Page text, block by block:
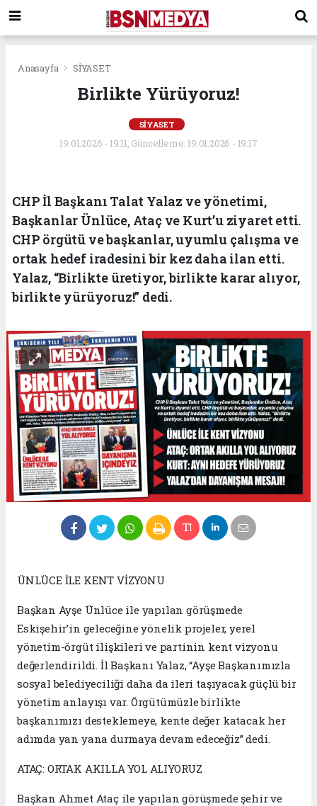
Anasayfa SİYASET
Birlikte Yürüyoruz!
SİYASET
19.01.2026 - 19:11, Güncelleme: 19.01.2026 - 19:17
CHP İl Başkanı Talat Yalaz ve yönetimi,
Başkanlar Ünlüce, Ataç ve Kurt’u ziyaret etti.
CHP örgütü ve başkanlar, uyumlu çalışma ve
ortak hedef iradesini bir kez daha ilan etti.
Yalaz, “Birlikte üretiyor, birlikte karar alıyor,
birlikte yürüyoruz!” dedi.
ÜNLÜCE İLE KENT VİZYONU
Başkan Ayşe Ünlüce ile yapılan görüşmede
Eskişehir’in geleceğine yönelik projeler, yerel
yönetim-örgüt ilişkileri ve partinin kent vizyonu
değerlendirildi. İl Başkanı Yalaz, “Ayşe Başkanımızla
sosyal belediyeciliği daha da ileri taşıyacak güçlü bir
yönetim anlayışı var. Örgütümüzle birlikte
başkanımızı desteklemeye, kente değer katacak her
adımda yan yana durmaya devam edeceğiz” dedi.
ATAÇ: ORTAK AKILLA YOL ALIYORUZ
Başkan Ahmet Ataç ile yapılan görüşmede şehir ve